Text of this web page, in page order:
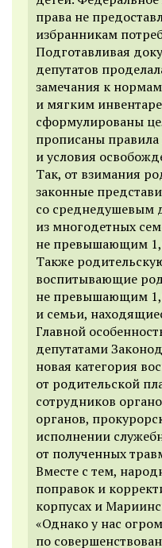
права не
избранникам
Подготавливая
депутатов
замечания к
и мягким
сформулированы
прописаны
и условия
Так, от взимания
законные
со среднедушевым
из многодетных
не превышающим
Также
воспитывающие
не превышающим
и семьи,
Главной
депутатами
новая категория
от родительской
сотрудников
органов,
исполнении
от полученных
Вместе с тем,
поправок и
корпусах и
«Однако у нас
по